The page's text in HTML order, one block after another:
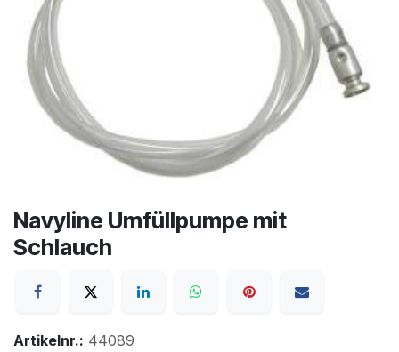
Navyline Umfüllpumpe mit
Schlauch
Artikelnr.: 44089